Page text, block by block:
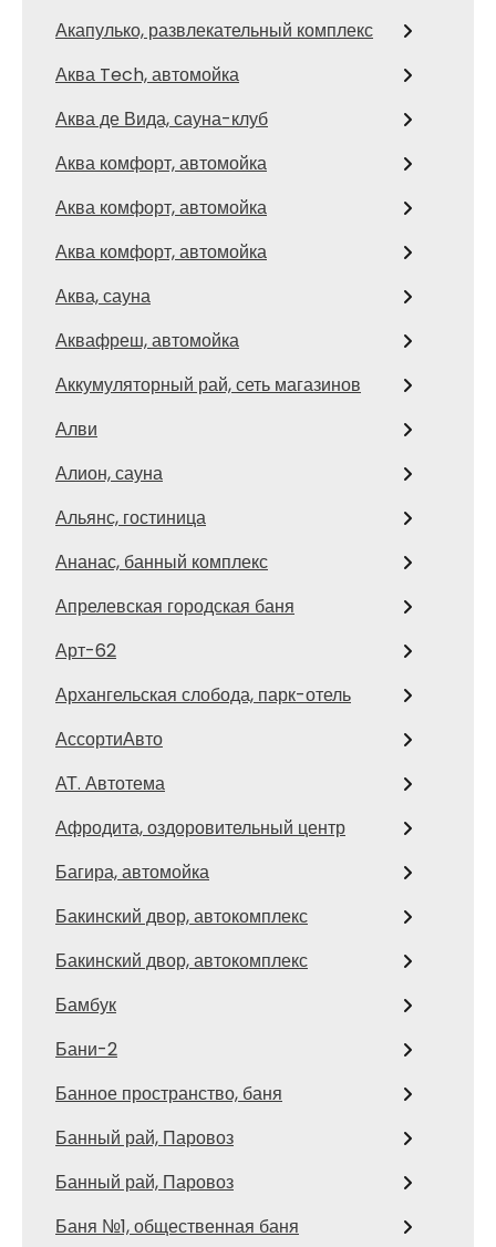
Акапулько, развлекательный комплекс
Аква Tech, автомойка
Аква де Вида, сауна-клуб
Аква комфорт, автомойка
Аква комфорт, автомойка
Аква комфорт, автомойка
Аква, сауна
Аквафреш, автомойка
Аккумуляторный рай, сеть магазинов
Алви
Алион, сауна
Альянс, гостиница
Ананас, банный комплекс
Апрелевская городская баня
Арт-62
Архангельская слобода, парк-отель
АссортиАвто
АТ. Автотема
Афродита, оздоровительный центр
Багира, автомойка
Бакинский двор, автокомплекс
Бакинский двор, автокомплекс
Бамбук
Бани-2
Банное пространство, баня
Банный рай, Паровоз
Банный рай, Паровоз
Баня №1, общественная баня